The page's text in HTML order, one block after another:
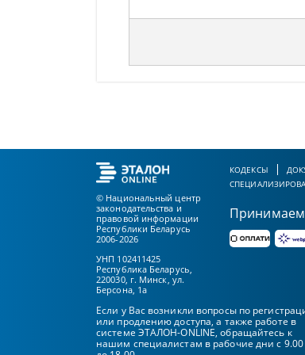
© Национальный центр
законодательства и
правовой информации
Республики Беларусь
2006-2026
УНП 102411425
Республика Беларусь,
220030, г. Минск, ул.
Берсона, 1а
КОДЕКСЫ
Принимаем
Если у Вас возникли вопросы по
или продлению доступа, а также работе в
системе ЭТАЛОН-ONLINE, обращайтесь к
нашим специалистам в рабочие дни с 9.00